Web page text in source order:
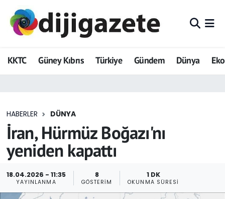
KKTC Güney Kıbrıs Türkiye Gündem Dünya
HABERLER DÜNYA
İran, Hürmüz Boğazı'nı
yeniden kapattı
18.04.2026 - 11:35
YAYINLANMA
8
GÖSTERIM
1 DK
OKUNMA SÜRESI
ADVERTORIAL
Dijigazete
Eğitim
Ekonomi
GEZİ
Hava Durumu
Trafik Durumu
Tüm Manşetler
Son Dakika Haberleri